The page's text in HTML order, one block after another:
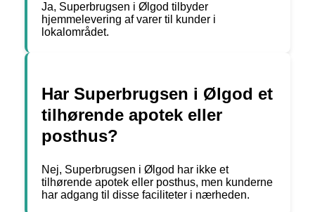
Ja, Superbrugsen i Ølgod tilbyder
hjemmelevering af varer til kunder i
lokalområdet.
Har Superbrugsen i Ølgod et
tilhørende apotek eller
posthus?
Nej, Superbrugsen i Ølgod har ikke et
tilhørende apotek eller posthus, men kunderne
har adgang til disse faciliteter i nærheden.